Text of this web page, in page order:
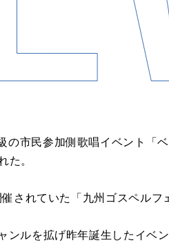
級の市民参加側歌唱イベント
た。
されていた「九州ゴスペルフ
ンルを拡げ昨年誕生したイベ